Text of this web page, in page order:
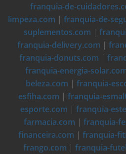
franquia-de-
limpeza.com | franquia-de-
suplementos.com |
franquia-delivery.com |
franquia-donuts.com |
franquia-energia-
beleza.com | franquia-
esfiha.com | franquia-
esporte.com | franquia-
farmacia.com | franquia-
financeira.com | franquia-
frango.com | franquia-